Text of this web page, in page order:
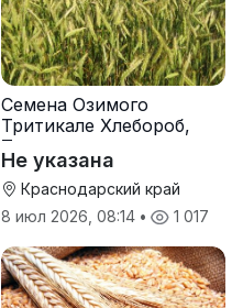
Семена Озимого
Тритикале Хлебороб,
Тихон
Не указана
Краснодарский край
8 июл 2026, 08:14 • 1 017